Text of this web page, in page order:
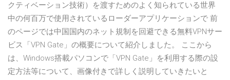
クティベーション技術）を渡すためのよく知られている世界
中の何百万で使用されているローダーアプリケーションで 前
のページでは中国国内のネット規制を回避できる無料VPNサー
ビス「VPN Gate」の概要について紹介しました。 ここから
は、Windows搭載パソコンで「VPN Gate」を利用する際の設
定方法等について、画像付きで詳しく説明していきたいと